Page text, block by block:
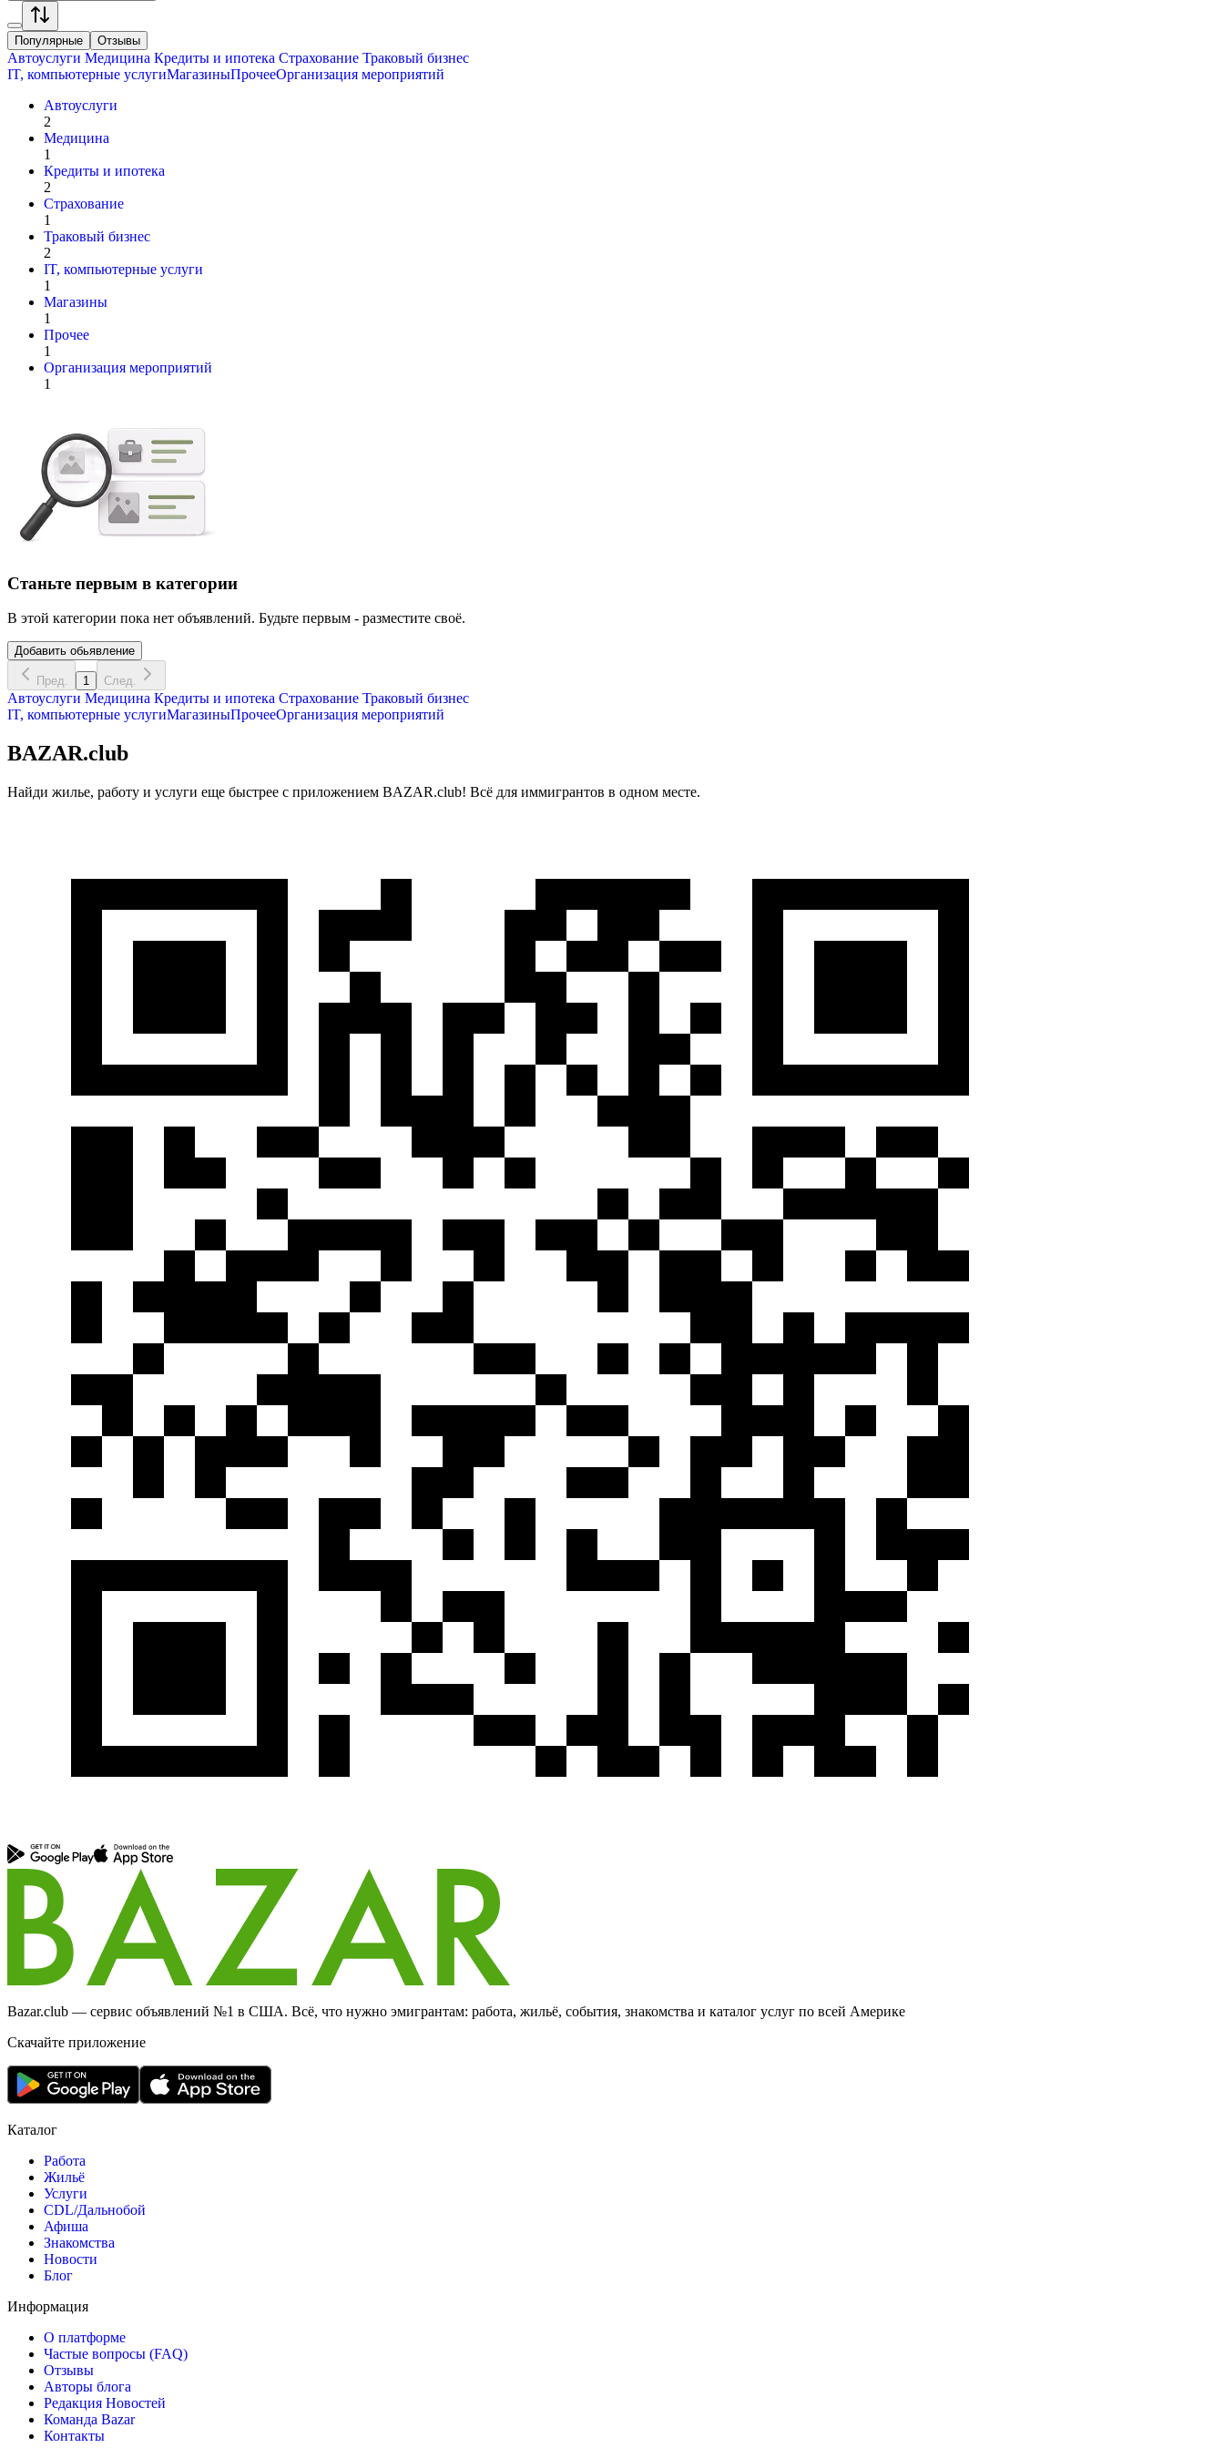
Популярные Отзывы
Автоуслуги Медицина Кредиты и ипотека Страхование Траковый бизнес
IT, компьютерные услугиМагазиныПрочееОрганизация мероприятий
Автоуслуги
2
Медицина
1
Кредиты и ипотека
2
Страхование
1
Траковый бизнес
2
IT, компьютерные услуги
1
Магазины
1
Прочее
1
Организация мероприятий
1
Станьте первым в категории
В этой категории пока нет объявлений. Будьте первым - разместите своё.
Добавить обьявление
Пред. 1 След.
Автоуслуги Медицина Кредиты и ипотека Страхование Траковый бизнес
IT, компьютерные услугиМагазиныПрочееОрганизация мероприятий
BAZAR.club
Найди жилье, работу и услуги еще быстрее с приложением BAZAR.club! Всё для иммигрантов в одном месте.
Bazar.club — сервис объявлений №1 в США. Всё, что нужно эмигрантам: работа, жильё, события, знакомства и каталог услуг по всей Америке
Скачайте приложение
Каталог
Работа
Жильё
Услуги
CDL/Дальнобой
Афиша
Знакомства
Новости
Блог
Информация
О платформе
Частые вопросы (FAQ)
Отзывы
Авторы блога
Редакция Новостей
Команда Bazar
Контакты